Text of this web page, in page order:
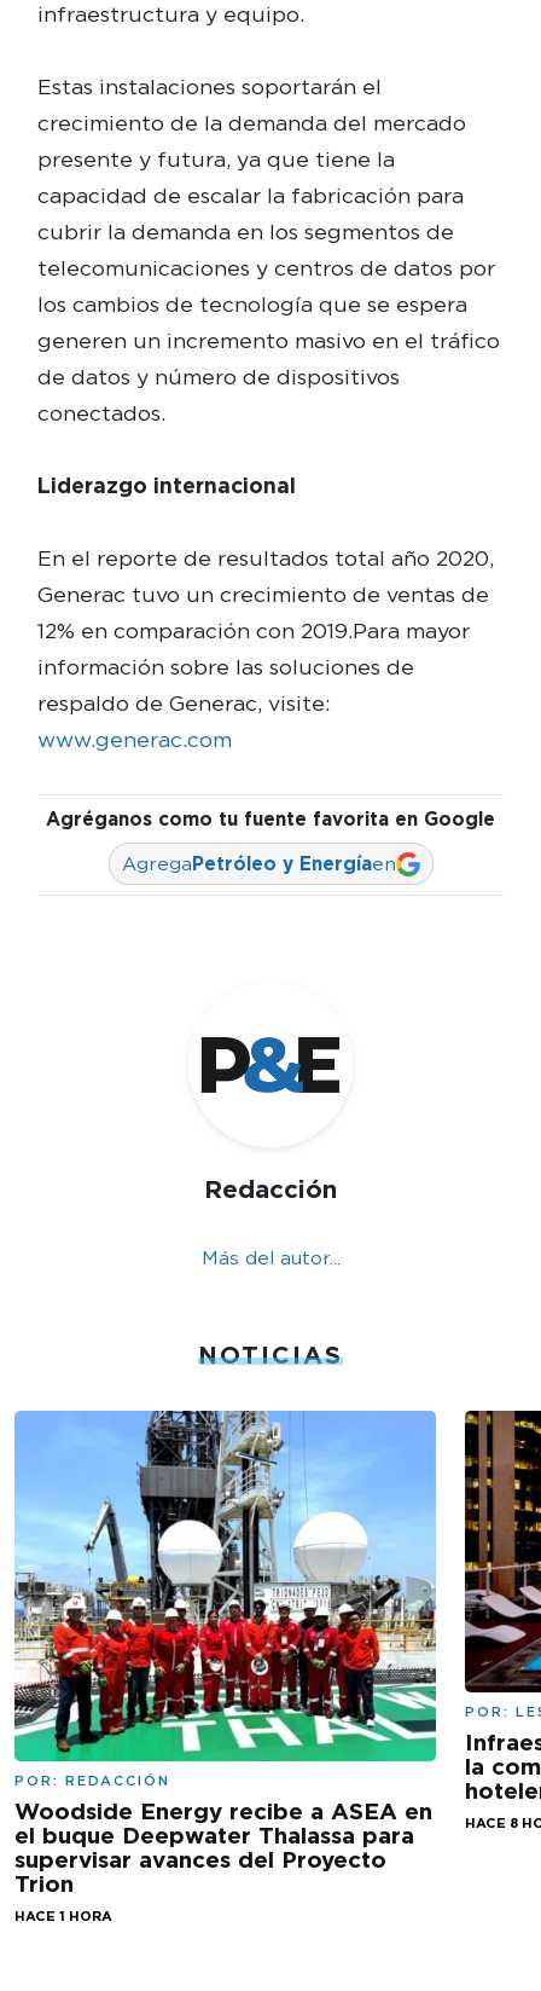
infraestructura y equipo.
Estas instalaciones soportarán el
crecimiento de la demanda del mercado
presente y futura, ya que tiene la
capacidad de escalar la fabricación para
cubrir la demanda en los segmentos de
telecomunicaciones y centros de datos por
los cambios de tecnología que se espera
generen un incremento masivo en el tráfico
de datos y número de dispositivos
conectados.
Liderazgo internacional
En el reporte de resultados total año 2020,
Generac tuvo un crecimiento de ventas de
12% en comparación con 2019.Para mayor
información sobre las soluciones de
respaldo de Generac, visite:
www.generac.com
Agréganos como tu fuente favorita en Google
AgregaPetróleo y Energíaen
Redacción
Más del autor...
NOTICIAS
POR: REDACCIÓN
Woodside Energy recibe a ASEA en
el buque Deepwater Thalassa para
supervisar avances del Proyecto
Trion
HACE 1 HORA
POR:
la
HACE 8